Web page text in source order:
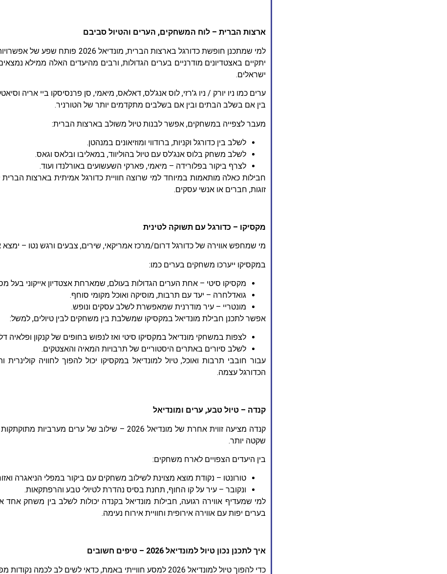
ארצות הברית – לוח המשחקים, הערים והטיול סביבם
למי שמתכנן חופשת כדורגל בארצות הברית,
יתקיים באצטדיונים מודרניים בערים הגדולות, ורבים מהיעדים האלה ממילא
ישראלים.​
ערים כמו ניו יורק / ניו ג'רזי, לוס אנג'לס, דאלאס, מיאמי, סן פרנסיסקו ביי אריה
בין אם בשלב הבתים ובין אם בשלבים מתקדמים יותר של הטורניר.​
מעבר לצפייה במשחקים, אפשר לבנות טיול משולב בארצות הברית:
לשלב בין כדורגל וקניות, ברודווי ומוזיאונים במנהטן.
לשלב משחק בלוס אנג'לס עם טיול בהוליווד, במאליבו ובלאס וגאס.
לצרף ביקור בפלורידה – מיאמי, פארקי השעשועים באורלנדו ועוד.
חבילות כאלה מותאמות במיוחד למי שרוצה חוויית כדורגל אמיתית בארצות
זוגות, חברים או אנשי עסקים.
מקסיקו – כדורגל עם תשוקה לטינית
מי שמחפש אווירה של כדורגל דרום/מרכז אמריקאי, שירים, צבעים ורגש נטו –
במקסיקו ייערכו משחקים בערים כמו:
מקסיקו סיטי – אחת הערים הגדולות בעולם, שמארחת אצטדיון אייקוני בעל
גואדלחרה – יעד עם תרבות, מוסיקה ואוכל מקומי סוחף.
מונטריי – עיר מודרנית שמאפשרת לשלב עסקים ונופש.
אפשר לתכנן חבילת מונדיאל במקסיקו שמשלבת בין משחקים לבין טיולים, למשל:
לצפות במשחקי מונדיאל במקסיקו סיטי ואז לנפוש בחופים של קנקון ופלאיה
לשלב סיורים באתרים היסטוריים של תרבויות המאיה והאצטקים.
עבור חובבי תרבות ואוכל, טיול למונדיאל במקסיקו יכול להפוך לחוויה
הכדורגל עצמה.
קנדה – טיול טבע, ערים ומונדיאל
קנדה מציעה זווית אחרת של מונדיאל 2026 – שילוב של ערים
שקטה יותר.​
בין היעדים הצפויים לארח משחקים:
טורונטו – נקודת מוצא מצוינת לשילוב משחקים עם ביקור במפלי הניאגרה
ונקובר – עיר על קו החוף, תחנת בסיס נהדרת לטיולי טבע והרפתקאות.
למי שמעדיף אווירה רגועה, חבילות מונדיאל בקנדה יכולות לשלב בין משחק אחד
בערים יפות עם אווירה אירופית וחוויית אירוח נעימה.
איך לתכנן נכון טיול למונדיאל 2026 – טיפים חשובים
כדי להפוך טיול למונדיאל 2026 למסע חווייתי באמת, כדאי לשים לב לכמה נקודות מפתח: